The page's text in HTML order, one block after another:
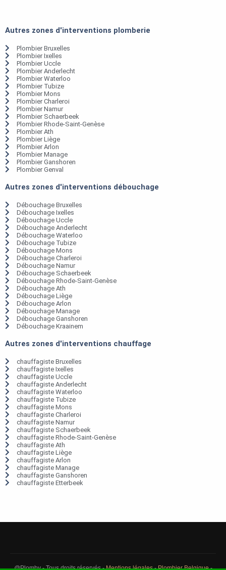
Autres zones d'interventions plomberie
Plombier Bruxelles
Plombier Ixelles
Plombier Uccle
Plombier Anderlecht
Plombier Waterloo
Plombier Tubize
Plombier Mons
Plombier Charleroi
Plombier Namur
Plombier Schaerbeek
Plombier Rhode-Saint-Genèse
Plombier Ath
Plombier Liège
Plombier Arlon
Plombier Manage
Plombier Ganshoren
Plombier Genval
Autres zones d'interventions débouchage
Débouchage Bruxelles
Débouchage Ixelles
Débouchage Uccle
Débouchage Anderlecht
Débouchage Waterloo
Débouchage Tubize
Débouchage Mons
Débouchage Charleroi
Débouchage Namur
Débouchage Schaerbeek
Débouchage Rhode-Saint-Genèse
Débouchage Ath
Débouchage Liège
Débouchage Arlon
Débouchage Manage
Débouchage Ganshoren
Débouchage Kraainem
Autres zones d'interventions chauffage
chauffagiste Bruxelles
chauffagiste Ixelles
chauffagiste Uccle
chauffagiste Anderlecht
chauffagiste Waterloo
chauffagiste Tubize
chauffagiste Mons
chauffagiste Charleroi
chauffagiste Namur
chauffagiste Schaerbeek
chauffagiste Rhode-Saint-Genèse
chauffagiste Ath
chauffagiste Liège
chauffagiste Arlon
chauffagiste Manage
chauffagiste Ganshoren
chauffagiste Etterbeek
@Plomby - Tous droits réservés -Mentions légales-Plombier Belgique-